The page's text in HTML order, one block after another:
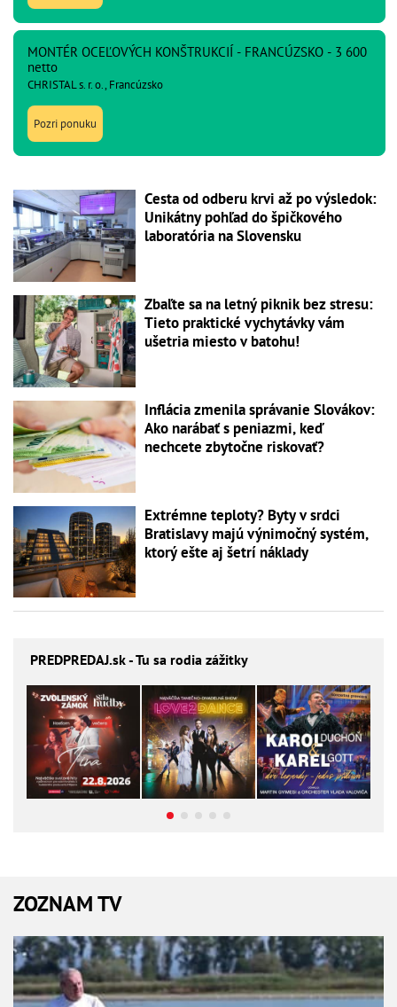
MONTÉR OCEĽOVÝCH KONŠTRUKCIÍ - FRANCÚZSKO - 3 600
netto
CHRISTAL s. r. o., Francúzsko
Pozri ponuku
Cesta od odberu krvi až po výsledok:
Unikátny pohľad do špičkového
laboratória na Slovensku
Zbaľte sa na letný piknik bez stresu:
Tieto praktické vychytávky vám
ušetria miesto v batohu!
Inflácia zmenila správanie Slovákov:
Ako narábať s peniazmi, keď
nechcete zbytočne riskovať?
Extrémne teploty? Byty v srdci
Bratislavy majú výnimočný systém,
ktorý ešte aj šetrí náklady
PREDPREDAJ.sk - Tu sa rodia zážitky
ZOZNAM TV